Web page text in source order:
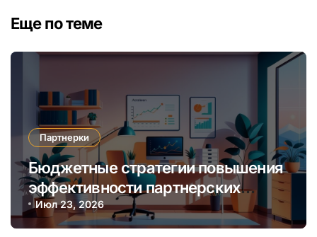
Еще по теме
Партнерки
Бюджетные стратегии повышения
эффективности партнерских
программ через автоматизацию и
аналитику
Июл 23, 2026